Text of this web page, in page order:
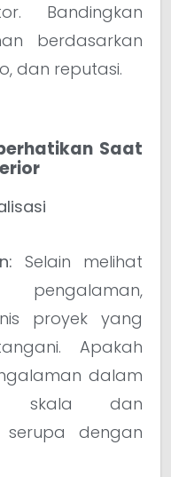
Bandingkan
berdasarkan
dan reputasi.
Saat
Selain melihat
proyek yang
Apakah
dalam
skala dan
serupa dengan